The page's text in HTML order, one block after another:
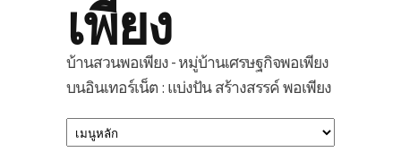
เพียง
บ้านสวนพอเพียง - หมู่บ้านเศรษฐกิจพอเพียง
บนอินเทอร์เน็ต : แบ่งปัน สร้างสรรค์ พอเพียง